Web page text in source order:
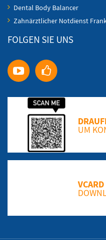
Dental Body Balancer
Zahnärztlicher Notdienst
FOLGEN SIE UNS
UM
VCARD